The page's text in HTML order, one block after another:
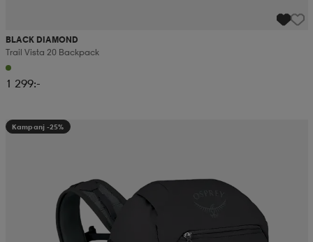
BLACK DIAMOND
Trail Vista 20 Backpack
1 299:-
Kampanj -25%